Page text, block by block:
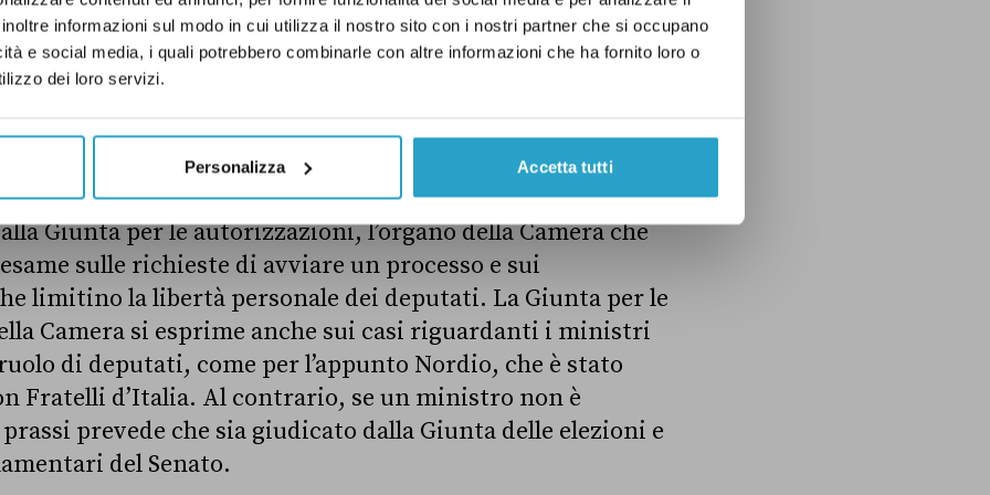
informazioni sul modo in cui utilizza il nostro sito con i nostri partner che si occupano
e social media, i quali potrebbero combinarle con altre informazioni che ha fornito loro o
dei loro servizi.
Personalizza Accetta tutti
decisione, sostenendo che il governo «agisce in modo
guida.
Camera decidere se mandare effettivamente a processo
e Mantovano per il caso Almasri. La richiesta di
del Tribunale dei ministri dovrà essere esaminata
Giunta per le autorizzazioni, l’organo della Camera che
sulle richieste di avviare un processo e sui
limitino la libertà personale dei deputati. La Giunta per le
Camera si esprime anche sui casi riguardanti i ministri
di deputati, come per l’appunto Nordio, che è stato
Fratelli d’Italia. Al contrario, se un ministro non è
prevede che sia giudicato dalla Giunta delle elezioni e
del Senato.